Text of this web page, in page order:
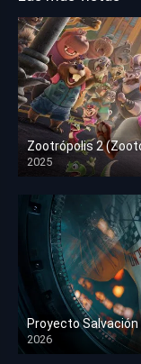
Zootrópolis 2
2025
HD 1080p
Proyecto
2026
HD 1080p